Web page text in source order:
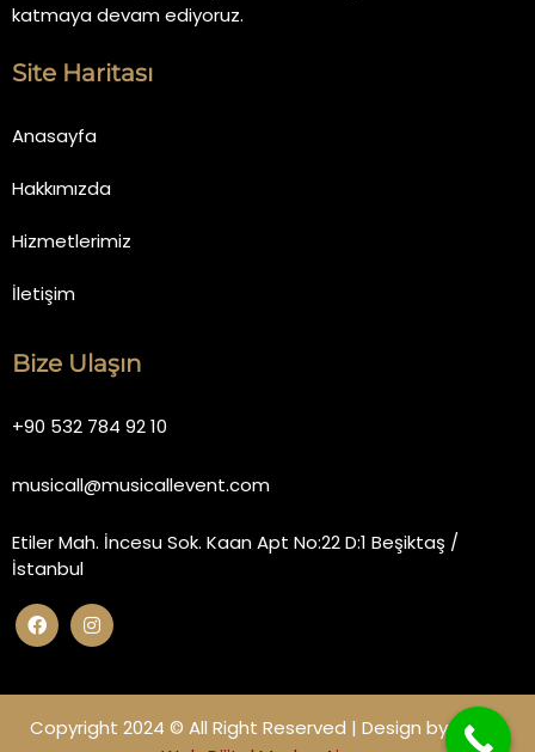
katmaya devam ediyoruz.
Site Haritası
Anasayfa
Hakkımızda
Hizmetlerimiz
İletişim
Bize Ulaşın
+90 532 784 92 10
musicall@musicallevent.com
Etiler Mah. İncesu Sok. Kaan Apt No:22 D:1 Beşiktaş /
İstanbul
Copyright 2024 © All Right Reserved | Design byMiano